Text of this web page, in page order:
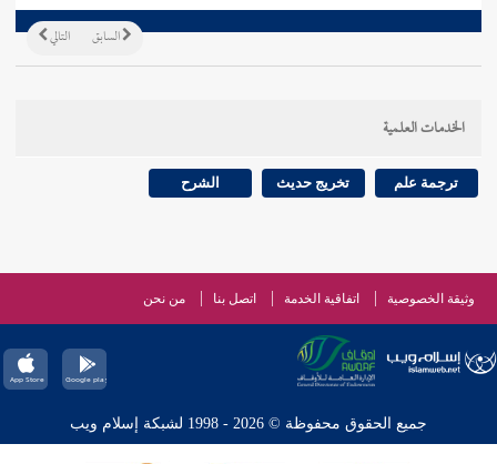
التالي السابق
الخدمات العلمية
ترجمة علم تخريج حديث الشرح
وثيقة الخصوصية اتفاقية الخدمة اتصل بنا من نحن
جميع الحقوق محفوظة © 2026 - 1998 لشبكة إسلام ويب